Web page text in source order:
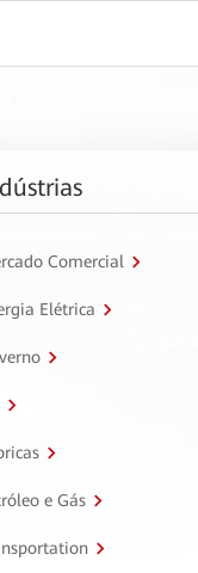
Comercial
Elétrica
e Gás